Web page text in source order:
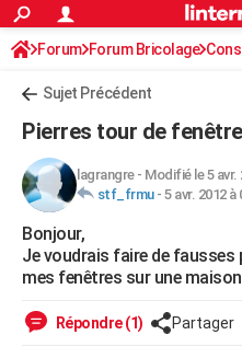
ACTUALITÉS
Politique
Société
Faits Divers
Education
Monde
Villes
+
FINANCE
Retraite
Impôts
Epargne
Immobilier
Risques naturels par ville
Banque
Assurance
Crédit
AUTO
Essais
Réserver un essai
Citadines
Berlines
SUV
Forum auto
+HIGH-TECH
Mobiles
Meilleur smartphone
Internet
Ordinateurs
Jeux vidéo
Guide high-tech
+
Forum
Aménagement intérieur
Extérieur
Cuisine
Salle de bains
Jardinage
Rangement
WEEK-END
Forum Forum Bricolage
Sujet Précédent
Pierres tour de
lagrangre- Modifié le 5 avr.
stf_frmu- 5 avr. 2012 à
Bonjour,
Je voudrais faire de fausses
mes fenêtres sur une
Répondre (1) Partager